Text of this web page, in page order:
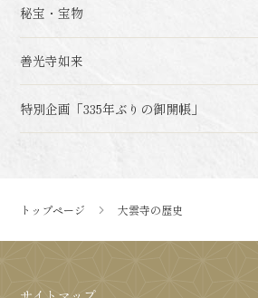
秘宝・宝物
善光寺如来
特別企画「335年ぶりの御開帳」
トップページ 大雲寺の歴史